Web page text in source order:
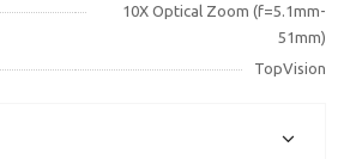
10X Optical Zoom (f=5.1mm-
51mm)
TopVision